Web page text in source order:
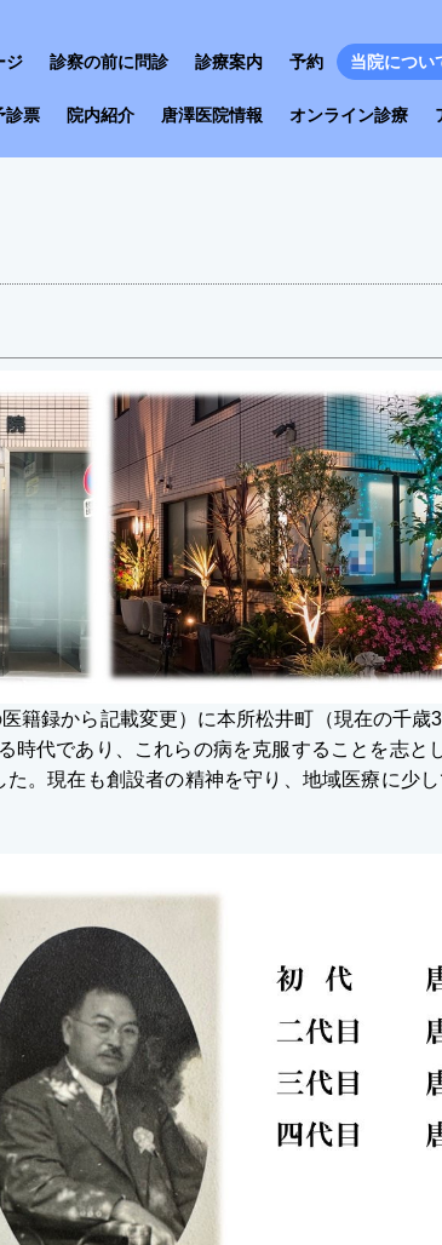
ジ 診察の前に問診 診療案内 予約 当院につい
診票 院内紹介 唐澤医院情報 オンライン診療
籍録から記載変更）に本所松井町（現在の千
時代であり、これらの病を克服することを志と
た。現在も創設者の精神を守り、地域医療に少